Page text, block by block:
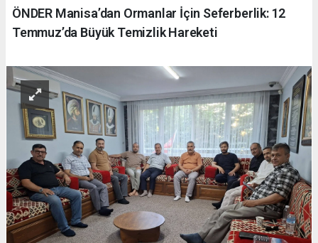
ÖNDER Manisa’dan Ormanlar İçin Seferberlik: 12
Temmuz’da Büyük Temizlik Hareketi